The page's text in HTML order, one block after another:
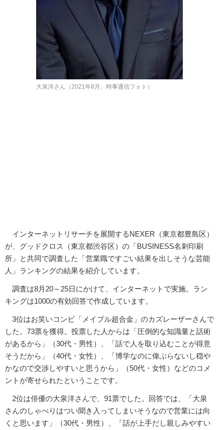
大泉洋さん（2021年8月、時事通信フォト）
インターネットリサーチを展開するNEXER（東京都豊島区）
が、グッドクロス（東京都渋谷区）の「BUSINESS名刺印刷
所」と共同で調査した「営業職ですごい結果を出しそうな芸能
人」ランキングの結果を紹介しています。
調査は8月20～25日にかけて、インターネットで実施。ラン
キングは1000の有効回答で作成しています。
3位はお笑いコンビ「メイプル超合金」のカズレーザーさんで
した。73票を獲得。投票した人からは「圧倒的な知識量と話術
があるから」（30代・男性）、「話で人を取り込むことが得意
そうだから」（40代・女性）、「博学なのに偉ぶらないし穏や
かなので交渉しやすいと思うから」（50代・女性）などのコメ
ントが寄せられたということです。
2位は俳優の大泉洋さんで、91票でした。回答では、「大泉
さんのしゃべりはつい聞き入ってしまいそうなので営業には向
くと思います」（30代・男性）、「話が上手だし親しみやすい